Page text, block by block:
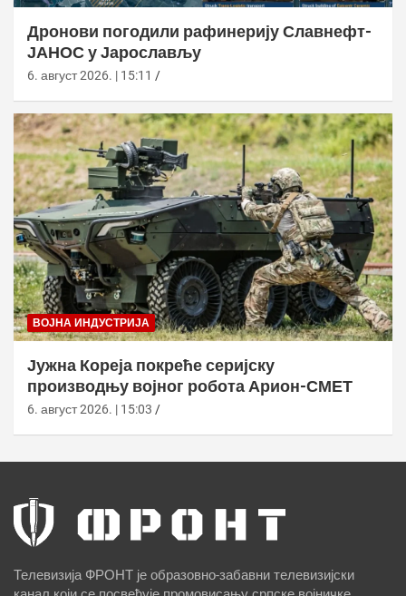
Дронови погодили рафинерију Славнефт-
ЈАНОС у Јарослављу
6. август 2026. | 15:11
ВОЈНА ИНДУСТРИЈА
Јужна Кореја покреће серијску
производњу војног робота Арион-СМЕТ
6. август 2026. | 15:03
Телевизија ФРОНТ је образовно-забавни телевизијски